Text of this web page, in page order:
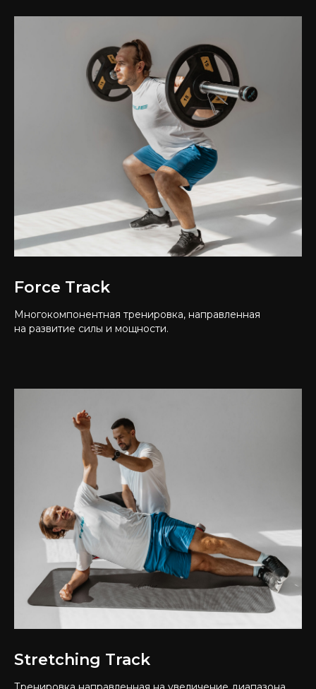
Force Track
Многокомпонентная тренировка, направленная
на развитие силы и мощности.
Stretching Track